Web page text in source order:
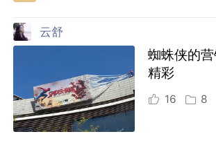
云舒
蜘蛛侠的
精彩
16 8